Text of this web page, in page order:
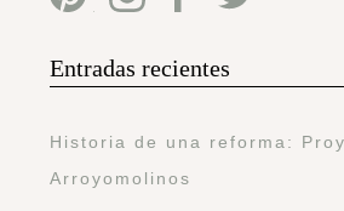
Entradas recientes
Historia de una reforma:
Arroyomolinos